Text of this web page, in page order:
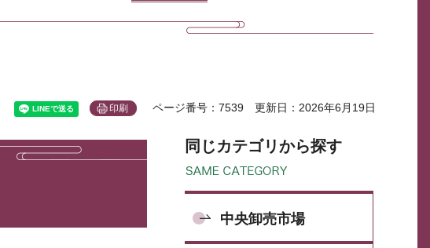
印刷 ページ番号：7539 更新日：2026年6月19日
同じカテゴリから探す
中央卸売市場